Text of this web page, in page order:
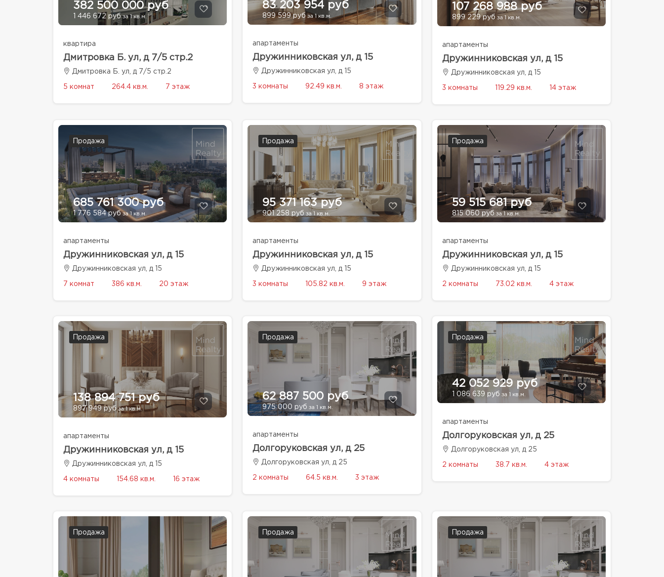
382 500 000 руб
1 446 672 рубза 1 кв.м.
квартира
Дмитровка Б. ул, д 7/5 стр.2
Дмитровка Б. ул, д 7/5 стр.2
5 комнат 264.4 кв.м. 7 этаж
83 203 954 руб
899 599 рубза 1 кв.м.
апартаменты
Дружинниковская ул, д 15
Дружинниковская ул, д 15
3 комнаты 92.49 кв.м. 8 этаж
107 268 988 руб
899 229 рубза 1 кв.м.
апартаменты
Дружинниковская ул, д 15
Дружинниковская ул, д 15
3 комнаты 119.29 кв.м. 14 этаж
Продажа
685 761 300 руб
1 776 584 рубза 1 кв.м.
апартаменты
Дружинниковская ул, д 15
Дружинниковская ул, д 15
7 комнат 386 кв.м. 20 этаж
Продажа
95 371 163 руб
901 258 руб за 1 кв.м.
апартаменты
Дружинниковская ул, д 15
Дружинниковская ул, д 15
3 комнаты 105.82 кв.м. 9 этаж
Продажа
59 515 681 руб
815 060 руб за 1 кв.м.
апартаменты
Дружинниковская ул, д 15
Дружинниковская ул, д 15
2 комнаты 73.02 кв.м. 4 этаж
Продажа
138 894 751 руб
897 949 рубза 1 кв.м.
апартаменты
Дружинниковская ул, д 15
Дружинниковская ул, д 15
4 комнаты 154.68 кв.м. 16 этаж
Продажа
62 887 500 руб
975 000 руб за 1 кв.м.
апартаменты
Долгоруковская ул, д 25
Долгоруковская ул, д 25
2 комнаты 64.5 кв.м. 3 этаж
Продажа
42 052 929 руб
1 086 639 руб за 1 кв.м.
апартаменты
Долгоруковская ул, д 25
Долгоруковская ул, д 25
2 комнаты 38.7 кв.м. 4 этаж
Продажа Продажа Продажа